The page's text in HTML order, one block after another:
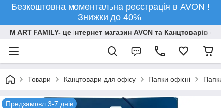
Безкоштовна моментальна реєстрація в AVON !
Знижки до 40%
M ART FAMILY- це Інтернет магазин AVON та Канцтоварів
Товари Канцтовари для офiсу Папки офісні
Предзамовл 3-7 днів